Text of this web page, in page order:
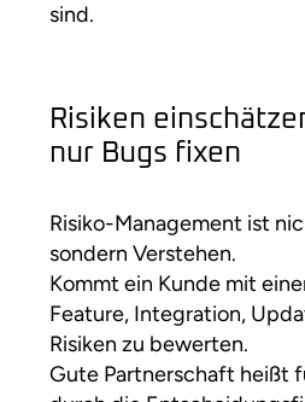
sind.
Risiken
nur Bugs fixen
Risiko-Management ist
sondern Verstehen.
Kommt ein Kunde mit
Feature, Integration,
Risiken zu bewerten.
Gute Partnerschaft heißt